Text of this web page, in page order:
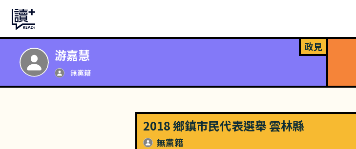
游嘉慧
無黨籍
政見
2018 鄉鎮市民代表選舉 雲林縣
無黨籍